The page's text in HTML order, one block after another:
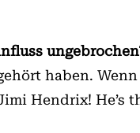
haben.
Hendrix! He’s